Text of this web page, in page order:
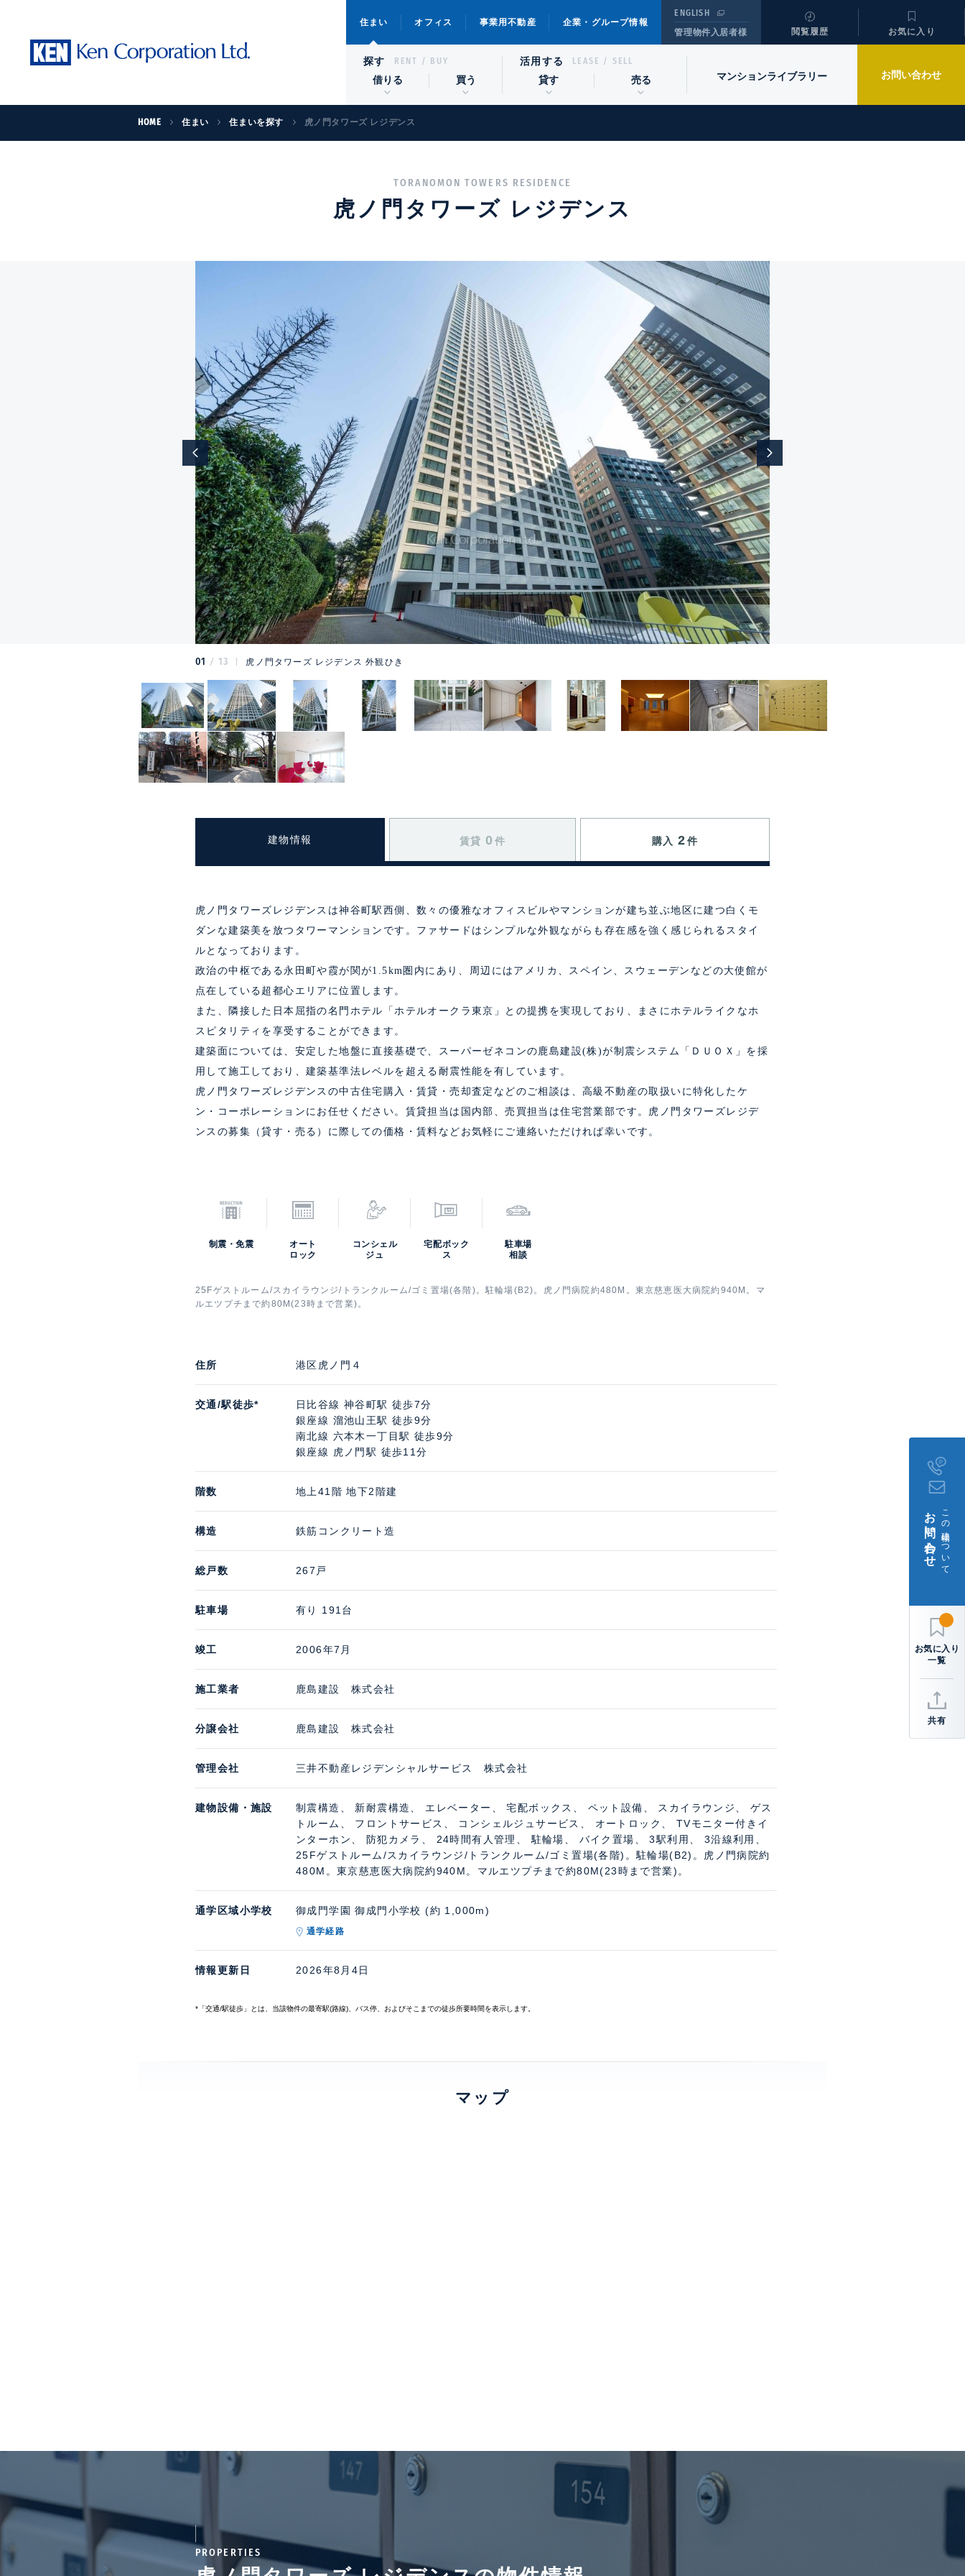
住まい オフィス 事業用不動産 企業・グループ情報
ENGLISH
管理物件入居者様
閲覧履歴 お気に入り
探す RENT / BUY
借りる 買う
活用する LEASE / SELL
貸す 売る マンションライブラリー お問い合わせ
HOME 住まい 住まいを探す 虎ノ門タワーズ レジデンス
TORANOMON TOWERS RESIDENCE
虎ノ門タワーズ レジデンス
01 13 虎ノ門タワーズ レジデンス 外観ひき
建物情報 賃貸 0 件 購入 2件
虎ノ門タワーズレジデンスは神谷町駅西側、数々の優雅なオフィスビルやマンションが建ち並ぶ地区に建つ白くモ
ダンな建築美を放つタワーマンションです。ファサードはシンプルな外観ながらも存在感を強く感じられるスタイ
ルとなっております。
政治の中枢である永田町や霞が関が1.5km圏内にあり、周辺にはアメリカ、スペイン、スウェーデンなどの大使館が
点在している超都心エリアに位置します。
また、隣接した日本屈指の名門ホテル「ホテルオークラ東京」との提携を実現しており、まさにホテルライクなホ
スピタリティを享受することができます。
建築面については、安定した地盤に直接基礎で、スーパーゼネコンの鹿島建設(株)が制震システム「ＤＵＯＸ」を採
用して施工しており、建築基準法レベルを超える耐震性能を有しています。
虎ノ門タワーズレジデンスの中古住宅購入・賃貸・売却査定などのご相談は、高級不動産の取扱いに特化したケ
ン・コーポレーションにお任せください。賃貸担当は国内部、売買担当は住宅営業部です。虎ノ門タワーズレジデ
ンスの募集（貸す・売る）に際しての価格・賃料などお気軽にご連絡いただければ幸いです。
制震・免震
オート
ロック
コンシェル
ジュ
宅配ボック
ス
駐車場
相談
25Fゲストルーム/スカイラウンジ/トランクルーム/ゴミ置場(各階)。駐輪場(B2)。虎ノ門病院約480M。東京慈恵医大病院約940M。マ
ルエツプチまで約80M(23時まで営業)。
住所 港区虎ノ門４
交通/駅徒歩*
日比谷線 神谷町駅 徒歩7分
銀座線 溜池山王駅 徒歩9分
南北線 六本木一丁目駅 徒歩9分
銀座線 虎ノ門駅 徒歩11分
階数 地上41階 地下2階建
構造 鉄筋コンクリート造
総戸数 267戸
駐車場 有り 191台
竣工 2006年7月
施工業者 鹿島建設 株式会社
分譲会社 鹿島建設 株式会社
管理会社 三井不動産レジデンシャルサービス 株式会社
建物設備・施設
制震構造、 新耐震構造、 エレベーター、 宅配ボックス、 ペット設備、 スカイラウンジ、 ゲス
トルーム、 フロントサービス、 コンシェルジュサービス、 オートロック、 TVモニター付きイ
ンターホン、 防犯カメラ、 24時間有人管理、 駐輪場、 バイク置場、 3駅利用、 3沿線利用、
25Fゲストルーム/スカイラウンジ/トランクルーム/ゴミ置場(各階)。駐輪場(B2)。虎ノ門病院約
480M。東京慈恵医大病院約940M。マルエツプチまで約80M(23時まで営業)。
通学区域小学校 御成門学園 御成門小学校 (約 1,000m)
通学経路
情報更新日 2026年8月4日
*「交通/駅徒歩」とは、当該物件の最寄駅(路線)、バス停、およびそこまでの徒歩所要時間を表示します。
マップ
PROPERTIES
この建物について
お問い合わせ
共有